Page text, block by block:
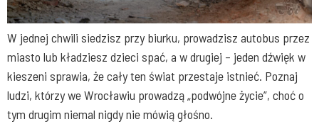
W jednej chwili siedzisz przy biurku, prowadzisz autobus przez
miasto lub kładziesz dzieci spać, a w drugiej – jeden dźwięk w
kieszeni sprawia, że cały ten świat przestaje istnieć. Poznaj
ludzi, którzy we Wrocławiu prowadzą „podwójne życie”, choć o
tym drugim niemal nigdy nie mówią głośno.